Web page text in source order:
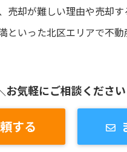
却が難しい理由や売却す
といった北区エリアで不
お気軽にご相談くださ
する